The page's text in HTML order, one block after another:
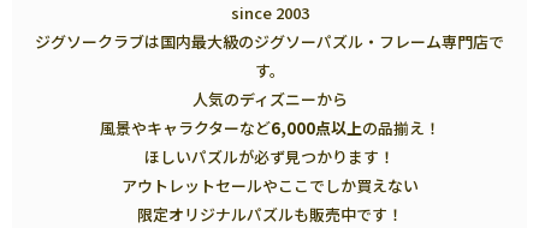
since 2003
ジグソークラブは国内最大級のジグソーパズル・フレーム専門店で
す。
人気のディズニーから
風景やキャラクターなど6,000点以上の品揃え！
ほしいパズルが必ず見つかります！
アウトレットセールやここでしか買えない
限定オリジナルパズルも販売中です！